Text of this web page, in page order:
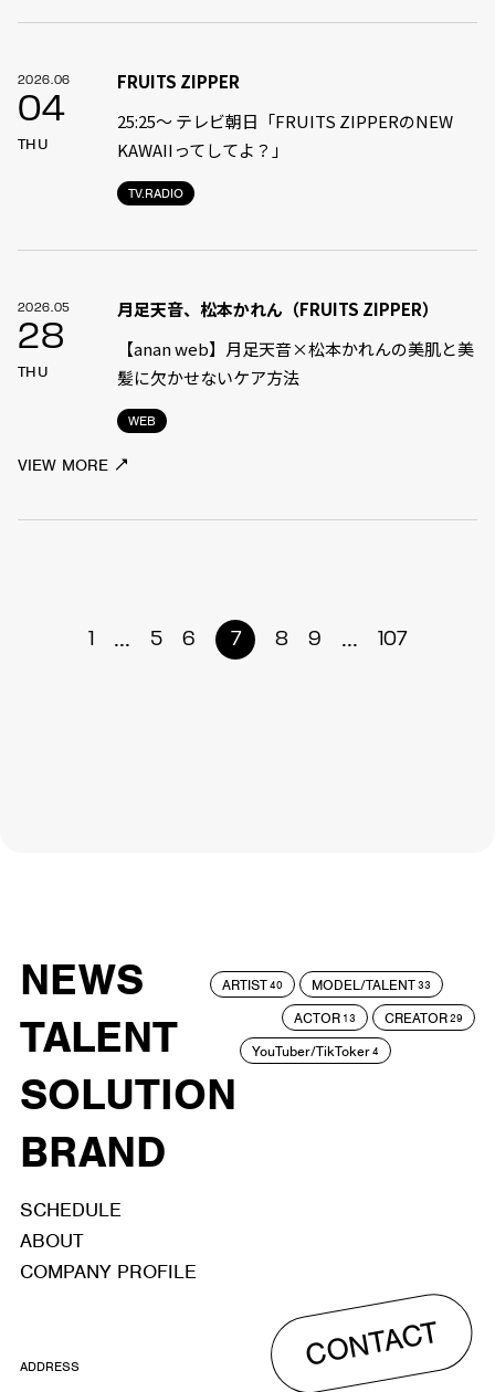
2026.06
04
THU
TV.RADIO
FRUITS ZIPPER
25:25～ テレビ朝日「FRUITS ZIPPERのNEW
KAWAIIってしてよ？」
2026.05
28
THU
WEB
月足天音、松本かれん（FRUITS ZIPPER）
【anan web】月足天音×松本かれんの美肌と美
髪に欠かせないケア方法
VIEW MORE
1 ... 5 6 7 8 9 ... 107
NEWS
TALENT
SOLUTION
BRAND
ARTIST40 MODEL/TALENT33
ACTOR 13 CREATOR29
YouTuber/TikToker4
SCHEDULE
ABOUT
COMPANY PROFILE
CONTACT
ADDRESS